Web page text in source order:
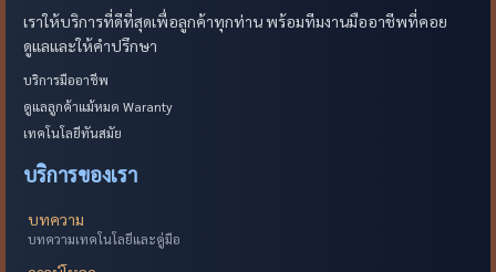
เราให้บริการที่ดีที่สุดเพื่อลูกค้าทุกท่าน พร้อมทีมงานมืออาชีพที่คอย
ดูแลและให้คำปรึกษา
บริการมืออาชีพ
ดูแลลูกค้าแม้หมด Waranty
เทคโนโลยีทันสมัย
บริการของเรา
บทความ
บทความเทคโนโลยีและคู่มือ